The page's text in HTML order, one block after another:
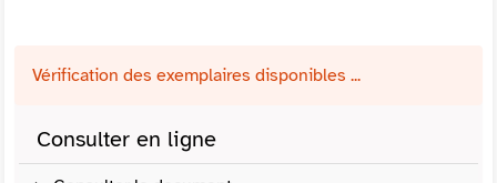
Vérification des exemplaires disponibles ...
Consulter en ligne